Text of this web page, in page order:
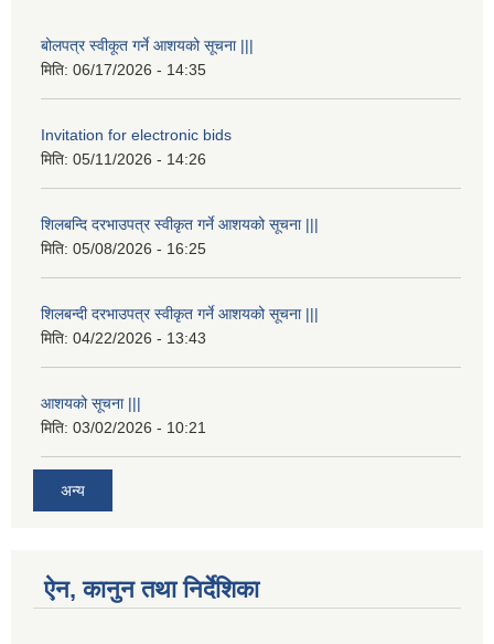
बोलपत्र स्वीकूत गर्ने आशयको सूचना |||
मिति: 06/17/2026 - 14:35
Invitation for electronic bids
मिति: 05/11/2026 - 14:26
शिलबन्दि दरभाउपत्र स्वीकृत गर्ने आशयको सूचना |||
मिति: 05/08/2026 - 16:25
शिलबन्दी दरभाउपत्र स्वीकृत गर्ने आशयको सूचना |||
मिति: 04/22/2026 - 13:43
आशयको सूचना |||
मिति: 03/02/2026 - 10:21
अन्य
ऐन, कानुन तथा निर्देशिका